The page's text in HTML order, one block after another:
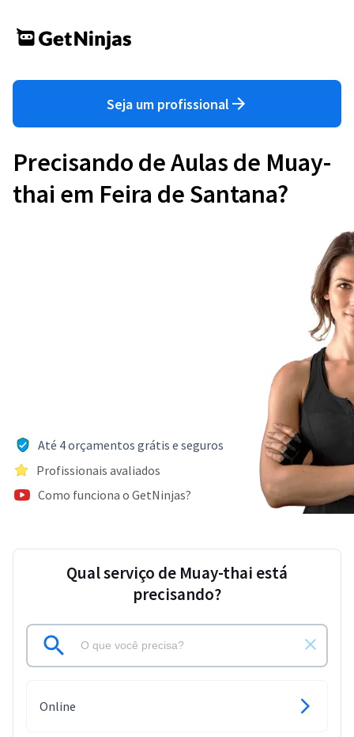
Seja um profissional
Precisando de Aulas de Muay-
thai em Feira de Santana?
Até 4 orçamentos grátis e seguros
Profissionais avaliados
Como funciona o GetNinjas?
Qual serviço de Muay-thai está
precisando?
Online